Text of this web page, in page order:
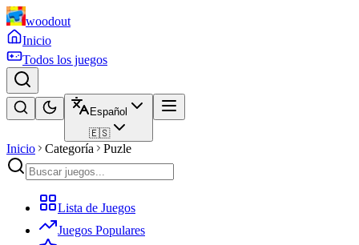
woodout
Inicio
Todos los juegos
Español
🇪🇸
Inicio Categoría Puzle
Lista de Juegos
Juegos Populares